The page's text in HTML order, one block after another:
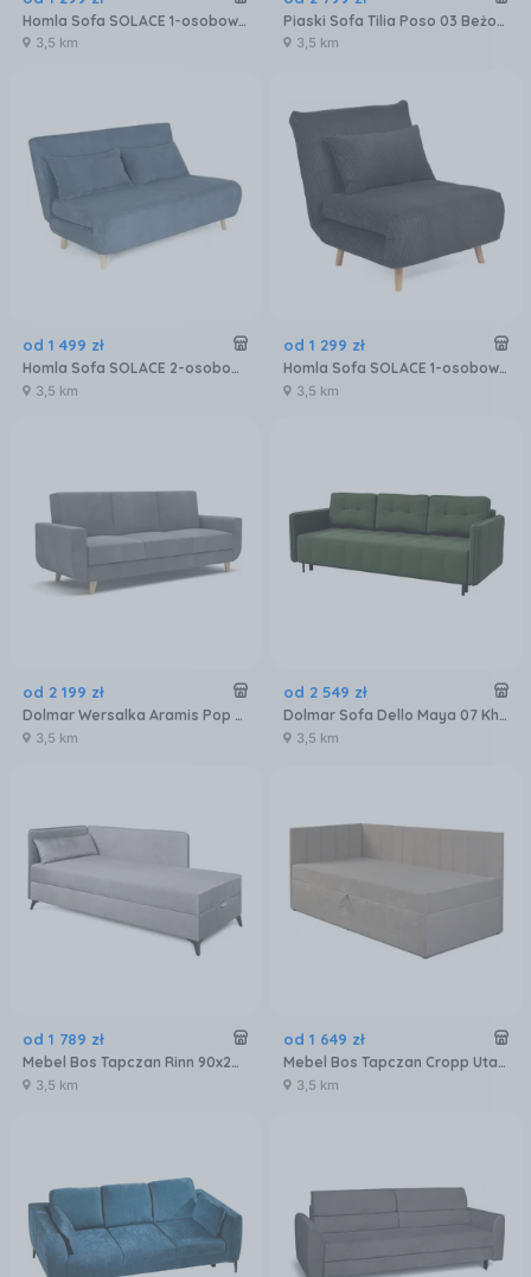
Homla Sofa SOLACE 1-osobowa z funkcją spania sztruksowa granatowa 83x91x84 cm
3,5 km
Piaski Sofa Tilia Poso 03 Beżowy 2.01x2.01m
3,5 km
od 1 499 zł
Homla Sofa SOLACE 2-osobowa z funkcją spania sztruksowa granatowa 140x91x84 cm
3,5 km
od 1 299 zł
Homla Sofa SOLACE 1-osobowa z funkcją spania sztruksowa czarna 83x91x84 cm
3,5 km
od 2 199 zł
Dolmar Wersalka Aramis Pop 02 Popielata
3,5 km
od 2 549 zł
Dolmar Sofa Dello Maya 07 Khaki
3,5 km
od 1 789 zł
Mebel Bos Tapczan Rinn 90x200 Zetta 302 Szary
3,5 km
od 1 649 zł
Mebel Bos Tapczan Cropp Utario Velvet 2976 Beżowy 2.01x2.01m
3,5 km